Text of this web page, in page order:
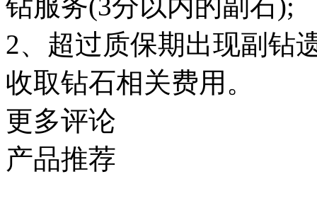
2、超过质保期出现副钻
收取钻石相关费用。
更多评论
产品推荐